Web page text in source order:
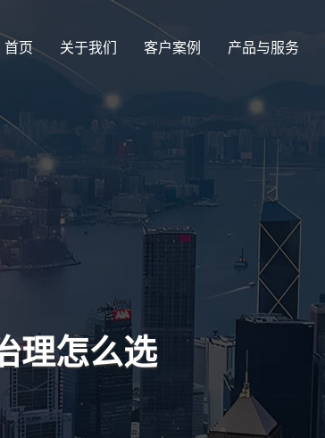
首页 关于我们 客户案例 产品与服务
理怎么选